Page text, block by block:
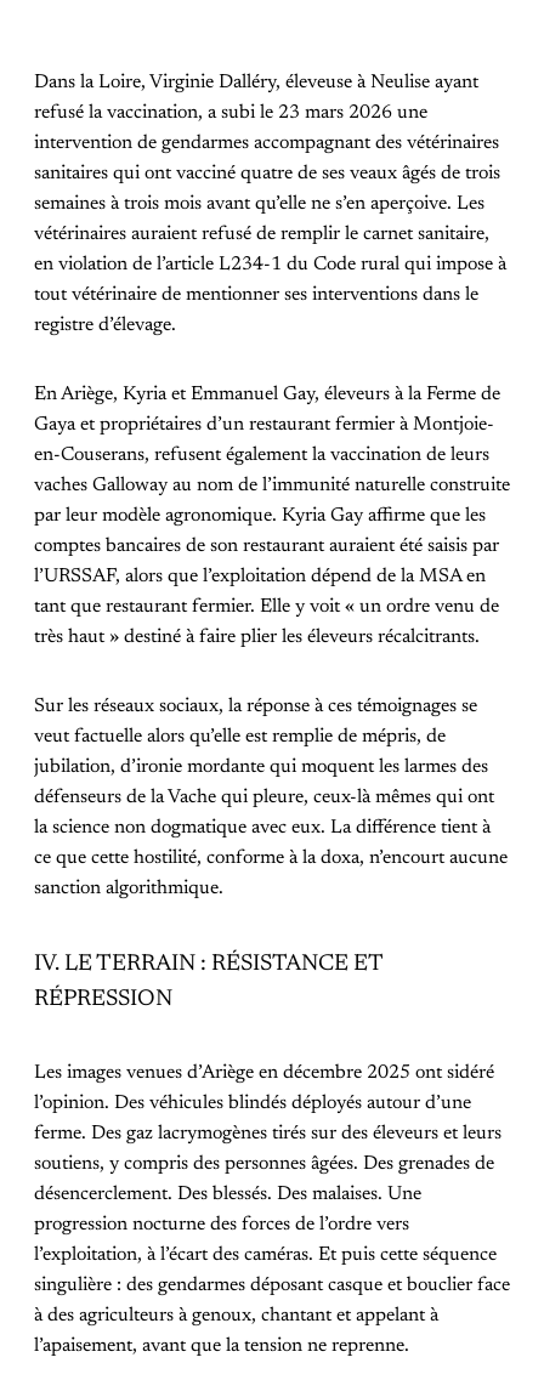
Dans la Loire, Virginie Dalléry, éleveuse à Neulise ayant
refusé la vaccination, a subi le 23 mars 2026 une
intervention de gendarmes accompagnant des vétérinaires
sanitaires qui ont vacciné quatre de ses veaux âgés de trois
semaines à trois mois avant qu’elle ne s’en aperçoive. Les
vétérinaires auraient refusé de remplir le carnet sanitaire,
en violation de l’article L234-1 du Code rural qui impose à
tout vétérinaire de mentionner ses interventions dans le
registre d’élevage.
En Ariège, Kyria et Emmanuel Gay, éleveurs à la Ferme de
Gaya et propriétaires d’un restaurant fermier à Montjoie-
en-Couserans, refusent également la vaccination de leurs
vaches Galloway au nom de l’immunité naturelle construite
par leur modèle agronomique. Kyria Gay affirme que les
comptes bancaires de son restaurant auraient été saisis par
l’URSSAF, alors que l’exploitation dépend de la MSA en
tant que restaurant fermier. Elle y voit « un ordre venu de
très haut » destiné à faire plier les éleveurs récalcitrants.
Sur les réseaux sociaux, la réponse à ces témoignages se
veut factuelle alors qu’elle est remplie de mépris, de
jubilation, d’ironie mordante qui moquent les larmes des
défenseurs de la Vache qui pleure, ceux-là mêmes qui ont
la science non dogmatique avec eux. La différence tient à
ce que cette hostilité, conforme à la doxa, n’encourt aucune
sanction algorithmique.
IV. LE TERRAIN : RÉSISTANCE ET
RÉPRESSION
Les images venues d’Ariège en décembre 2025 ont sidéré
l’opinion. Des véhicules blindés déployés autour d’une
ferme. Des gaz lacrymogènes tirés sur des éleveurs et leurs
soutiens, y compris des personnes âgées. Des grenades de
désencerclement. Des blessés. Des malaises. Une
progression nocturne des forces de l’ordre vers
l’exploitation, à l’écart des caméras. Et puis cette séquence
singulière : des gendarmes déposant casque et bouclier face
à des agriculteurs à genoux, chantant et appelant à
l’apaisement, avant que la tension ne reprenne.